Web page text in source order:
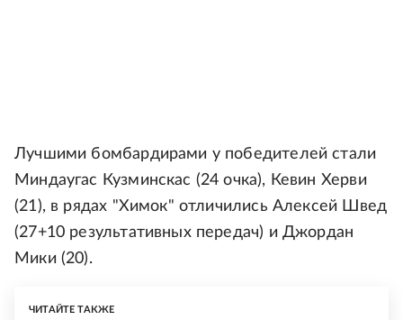
Лучшими бомбардирами у победителей стали
Миндаугас Кузминскас (24 очка), Кевин Херви
(21), в рядах "Химок" отличились Алексей Швед
(27+10 результативных передач) и Джордан
Мики (20).
ЧИТАЙТЕ ТАКЖЕ